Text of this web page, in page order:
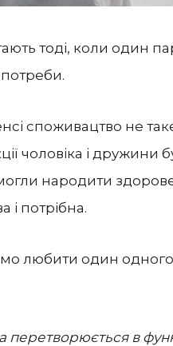
тоді, коли один
споживацтво не
чоловіка і
народити
і потрібна.
любити один одного
в